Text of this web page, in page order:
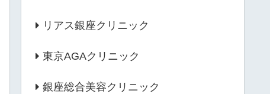
リアス銀座クリニック
東京AGAクリニック
銀座総合美容クリニック